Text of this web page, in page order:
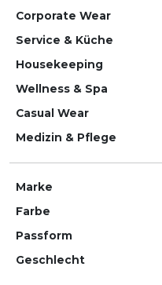
Corporate Wear
Service & Küche
House­keeping
Wellness & Spa
Casual Wear
Medizin & Pflege
Marke
Farbe
Passform
Geschlecht